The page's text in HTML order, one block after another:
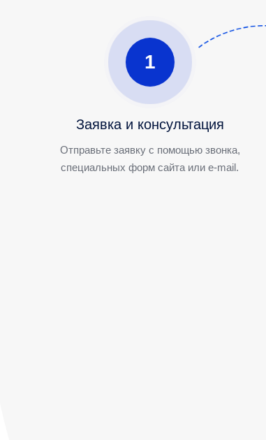
1
Заявка и консультация
Отправьте заявку с помощью звонка,
специальных форм сайта или e-mail.